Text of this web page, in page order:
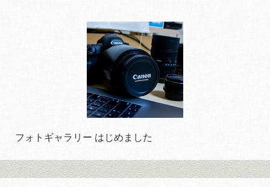
フォトギャラリー はじめました